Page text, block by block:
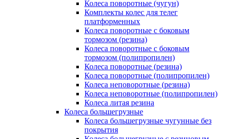
Колеса поворотные (чугун)
Комплекты колес для телег
платформенных
Колеса поворотные c боковым
тормозом (резина)
Колеса поворотные c боковым
тормозом (полипропилен)
Колеса поворотные (резина)
Колеса поворотные (полипропилен)
Колеса неповоротные (резина)
Колеса неповоротные (полипропилен)
Колеса литая резина
Колеса большегрузные
Колеса большегрузные чугунные без
покрытия